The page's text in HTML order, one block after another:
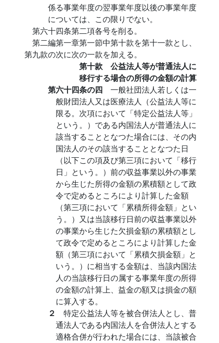
係る事業年度の翌事業年度以後の事業年度
については、この限りでない。
第六十四条第二項各号を削る。
第二編第一章第一節中第十款を第十一款とし、
第九款の次に次の一款を加える。
第十款 公益法人等が普通法人に
移行する場合の所得の金額の計算
第六十四条の四 一般社団法人若しくは一
般財団法人又は医療法人（公益法人等に
限る。次項において「特定公益法人等」
という。）である内国法人が普通法人に
該当することとなつた場合には、その内
国法人のその該当することとなつた日
（以下この項及び第三項において「移行
日」という。）前の収益事業以外の事業
から生じた所得の金額の累積額として政
令で定めるところにより計算した金額
（第三項において「累積所得金額」とい
う。）又は当該移行日前の収益事業以外
の事業から生じた欠損金額の累積額とし
て政令で定めるところにより計算した金
額（第三項において「累積欠損金額」と
いう。）に相当する金額は、当該内国法
人の当該移行日の属する事業年度の所得
の金額の計算上、益金の額又は損金の額
に算入する。
２ 特定公益法人等を被合併法人とし、普
通法人である内国法人を合併法人とする
適格合併が行われた場合には、当該被合